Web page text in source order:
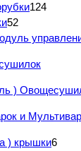
124
52
)
и
) крышки6